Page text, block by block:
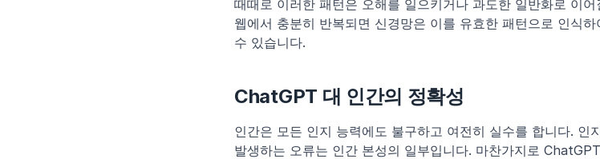
때때로 이러한 패턴은 오해를 일으키거나 과도한 일반화로 이
웹에서 충분히 반복되면 신경망은 이를 유효한 패턴으로 인식
수 있습니다.
ChatGPT 대 인간의 정확성
인간은 모든 인지 능력에도 불구하고 여전히 실수를 합니다. 인
발생하는 오류는 인간 본성의 일부입니다. 마찬가지로